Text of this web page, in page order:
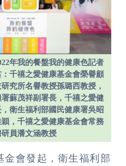
年我的餐盤我的健康色記者
千禧之愛健康基金會榮譽顧
究所名譽教授孫璐西教授，
蘇茂祥副署長，千禧之愛健
衛生福利部國民健康署吳昭
，千禧之愛健康基金會常務
員潘文涵教授
金會發起，衛生福利部